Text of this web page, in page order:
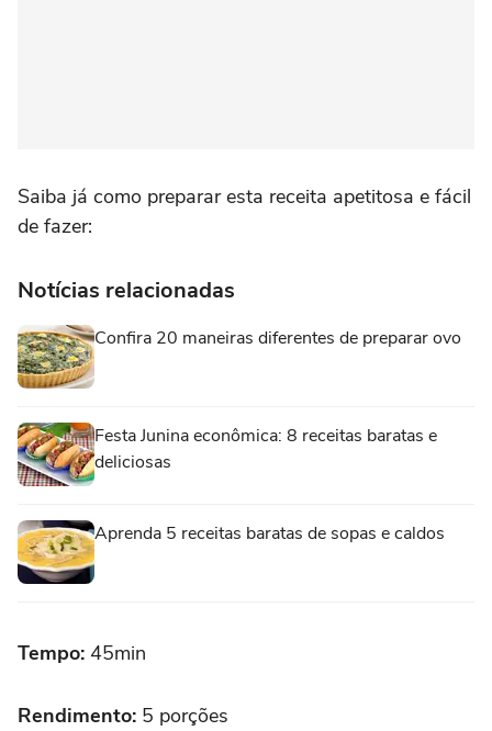
Saiba já como preparar esta receita apetitosa e fácil
de fazer:
Notícias relacionadas
Confira 20 maneiras diferentes de preparar ovo
Festa Junina econômica: 8 receitas baratas e
deliciosas
Aprenda 5 receitas baratas de sopas e caldos
Tempo: 45min
Rendimento: 5 porções